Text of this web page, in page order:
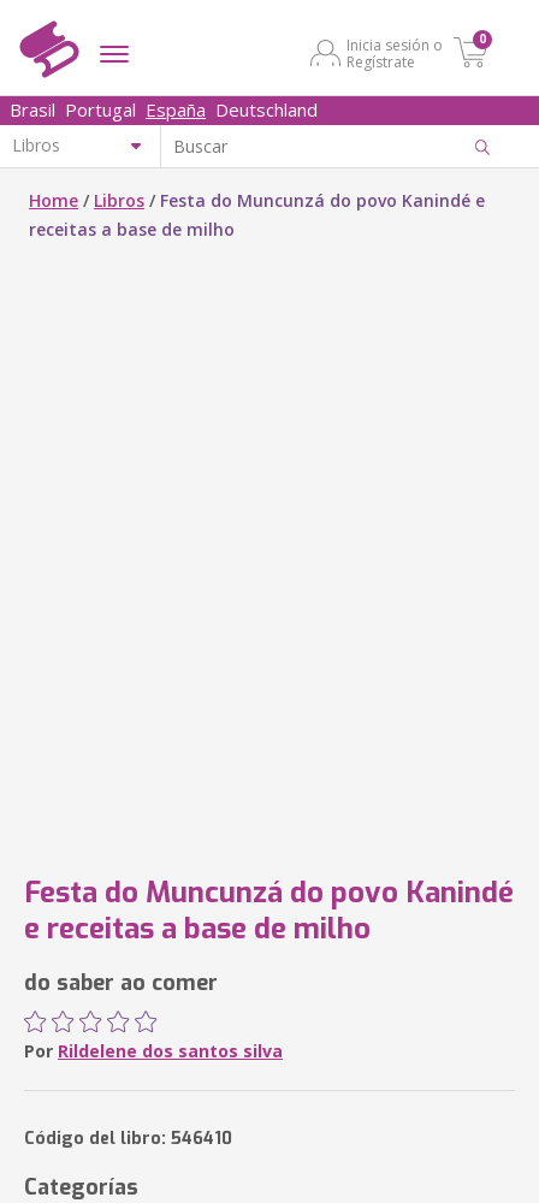
Inicia sesión o
Regístrate
0
Brasil Portugal España Deutschland
Home / Libros / Festa do Muncunzá do povo Kanindé e
receitas a base de milho
Festa do Muncunzá do povo Kanindé
e receitas a base de milho
do saber ao comer
Por Rildelene dos santos silva
Código del libro: 546410
Categorías